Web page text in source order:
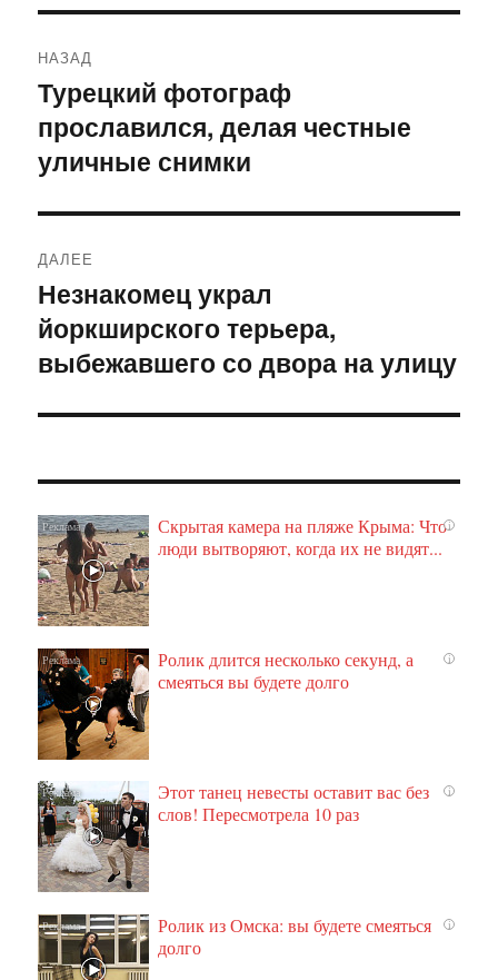
по
записям
НАЗАД
Предыдущая
запись:
Турецкий фотограф
прославился, делая честные
уличные снимки
ДАЛЕЕ
Следующая
запись:
Незнакомец украл
йоркширского терьера,
выбежавшего со двора на улицу
i
Скрытая камера на пляже Крыма: Что
люди вытворяют, когда их не видят...
i
Ролик длится несколько секунд, а
смеяться вы будете долго
i
Этот танец невесты оставит вас без
слов! Пересмотрела 10 раз
i
Ролик из Омска: вы будете смеяться
долго